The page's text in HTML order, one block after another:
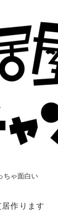
ちゃ面白い
作ります